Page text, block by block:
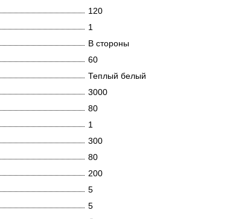
120
1
В стороны
60
Теплый белый
3000
80
1
300
80
200
5
5